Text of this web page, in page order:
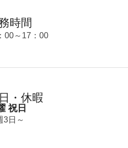
時間
00～17：00
・休暇
祝日
日～